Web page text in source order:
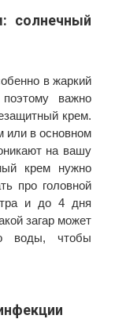
солнечный
в жаркий
важно
крем.
или в основном
на вашу
крем нужно
про головной
и до 4 дня
загар может
воды, чтобы